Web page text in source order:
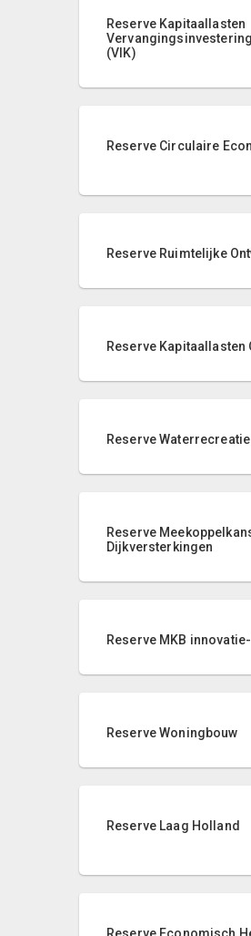
Reserve Kapitaallasten
(VIK)
Reserve Circulaire
Reserve Ruimtelijke
Reserve Kapitaallasten
Reserve Waterrecreatie
Reserve
Dijkversterkingen
Reserve MKB
Reserve Woningbouw
Reserve Laag Holland